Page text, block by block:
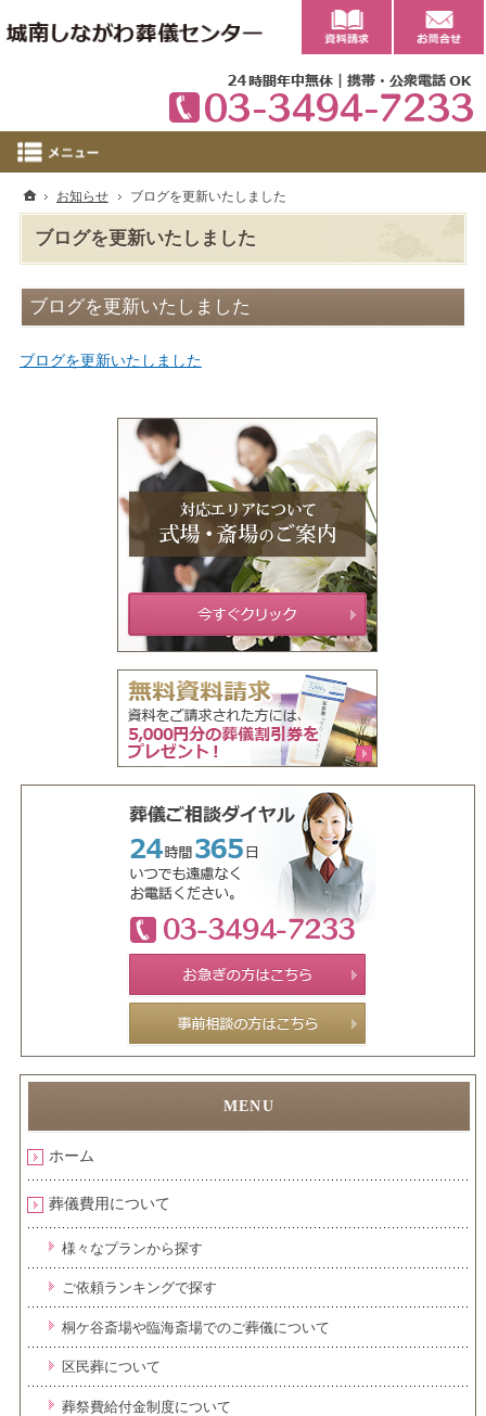
ブログを更新いたしました
ブログを更新いたしました
ブログを更新いたしました
ホーム
葬儀費用について
様々なプランから探す
ご依頼ランキングで探す
桐ケ谷斎場や臨海斎場でのご葬儀について
区民葬について
葬祭費給付金制度について
ホーム
お知らせ ブログを更新いたしました